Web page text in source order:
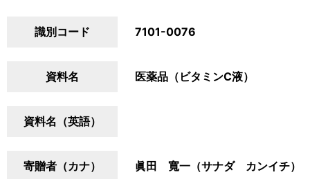
識別コード 7101-0076
資料名 医薬品（ビタミンC液）
資料名（英語）
寄贈者（カナ） 眞田 寬一（サナダ カンイチ）